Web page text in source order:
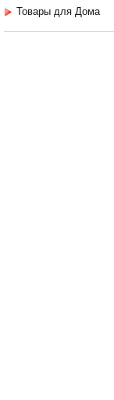
Товары для Дома